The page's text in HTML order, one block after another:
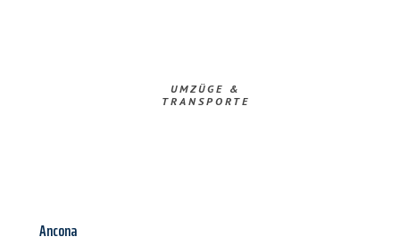
UMZÜGE &
TRANSPORTE
Ancona